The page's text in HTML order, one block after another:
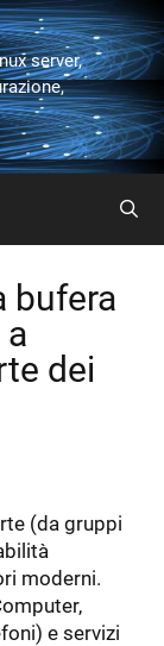
server,
bufera
dei
(da gruppi
moderni.
e servizi